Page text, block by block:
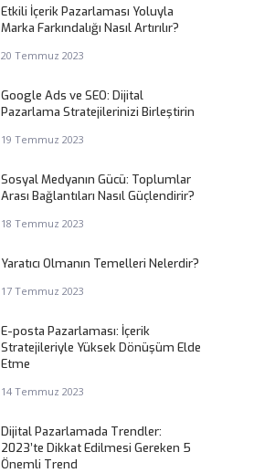
Etkili İçerik Pazarlaması Yoluyla
Marka Farkındalığı Nasıl Artırılır?
20 Temmuz 2023
Google Ads ve SEO: Dijital
Pazarlama Stratejilerinizi Birleştirin
19 Temmuz 2023
Sosyal Medyanın Gücü: Toplumlar
Arası Bağlantıları Nasıl Güçlendirir?
18 Temmuz 2023
Yaratıcı Olmanın Temelleri Nelerdir?
17 Temmuz 2023
E-posta Pazarlaması: İçerik
Stratejileriyle Yüksek Dönüşüm Elde
Etme
14 Temmuz 2023
Dijital Pazarlamada Trendler:
2023’te Dikkat Edilmesi Gereken 5
Önemli Trend